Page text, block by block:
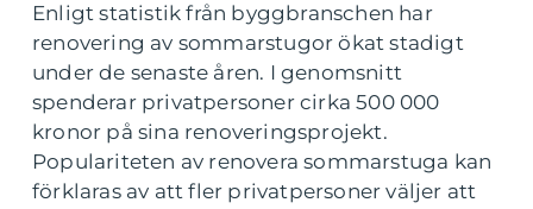
Enligt statistik från byggbranschen har
renovering av sommarstugor ökat stadigt
under de senaste åren. I genomsnitt
spenderar privatpersoner cirka 500 000
kronor på sina renoveringsprojekt.
Populariteten av renovera sommarstuga kan
förklaras av att fler privatpersoner väljer att